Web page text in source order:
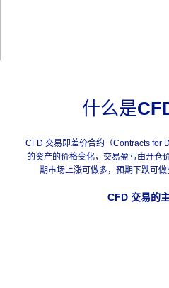
什么是
CFD 交易即差价合约（Contracts for
的资产的价格变化，交易盈亏由开仓
期市场上涨可做多，预期下跌可做
CFD 交易的